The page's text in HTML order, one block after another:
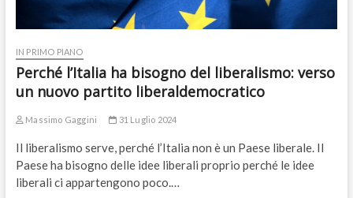
IN PRIMO PIANO
Perché l’Italia ha bisogno del liberalismo: verso
un nuovo partito liberaldemocratico
Massimo Gaggini 31 Luglio 2024
Il liberalismo serve, perché l’Italia non è un Paese liberale. Il
Paese ha bisogno delle idee liberali proprio perché le idee
liberali ci appartengono poco.…